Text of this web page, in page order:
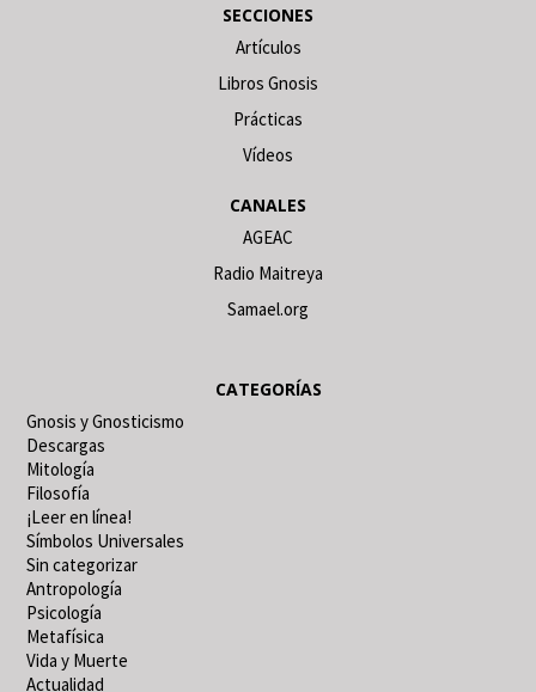
SECCIONES
Artículos
Libros Gnosis
Prácticas
Vídeos
CANALES
AGEAC
Radio Maitreya
Samael.org
CATEGORÍAS
Gnosis y Gnosticismo
Descargas
Mitología
Filosofía
¡Leer en línea!
Símbolos Universales
Sin categorizar
Antropología
Psicología
Metafísica
Vida y Muerte
Actualidad